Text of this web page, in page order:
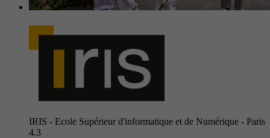
IRIS - Ecole Supérieur d'informatique et de Numérique - Paris
4.3